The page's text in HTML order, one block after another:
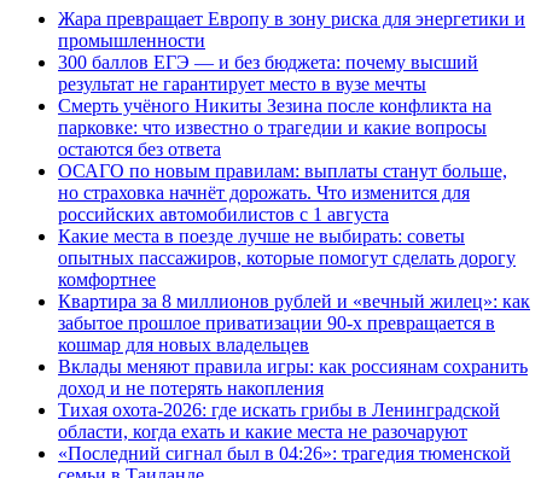
Жара превращает Европу в зону риска для энергетики и
промышленности
300 баллов ЕГЭ — и без бюджета: почему высший
результат не гарантирует место в вузе мечты
Смерть учёного Никиты Зезина после конфликта на
парковке: что известно о трагедии и какие вопросы
остаются без ответа
ОСАГО по новым правилам: выплаты станут больше,
но страховка начнёт дорожать. Что изменится для
российских автомобилистов с 1 августа
Какие места в поезде лучше не выбирать: советы
опытных пассажиров, которые помогут сделать дорогу
комфортнее
Квартира за 8 миллионов рублей и «вечный жилец»: как
забытое прошлое приватизации 90-х превращается в
кошмар для новых владельцев
Вклады меняют правила игры: как россиянам сохранить
доход и не потерять накопления
Тихая охота-2026: где искать грибы в Ленинградской
области, когда ехать и какие места не разочаруют
«Последний сигнал был в 04:26»: трагедия тюменской